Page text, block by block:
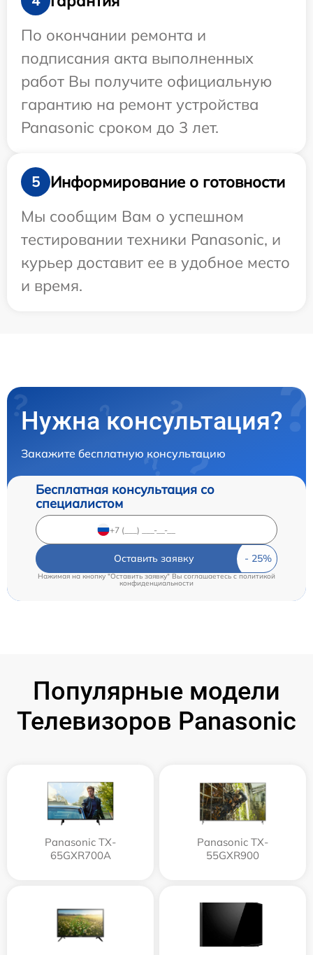
По окончании ремонта и
подписания акта выполненных
работ Вы получите официальную
гарантию на ремонт устройства
Panasonic сроком до 3 лет.
5
Информирование о готовности
Мы сообщим Вам о успешном
тестировании техники Panasonic, и
курьер доставит ее в удобное место
и время.
Нужна консультация?
Закажите бесплатную консультацию
Бесплатная консультация со
специалистом
Оставить заявку
Нажимая на кнопку "Оставить заявку" Вы соглашаетесь cполитикой
конфиденциальности
Популярные модели
Телевизоров Panasonic
Panasonic TX-
65GXR700A
Panasonic TX-
55GXR900